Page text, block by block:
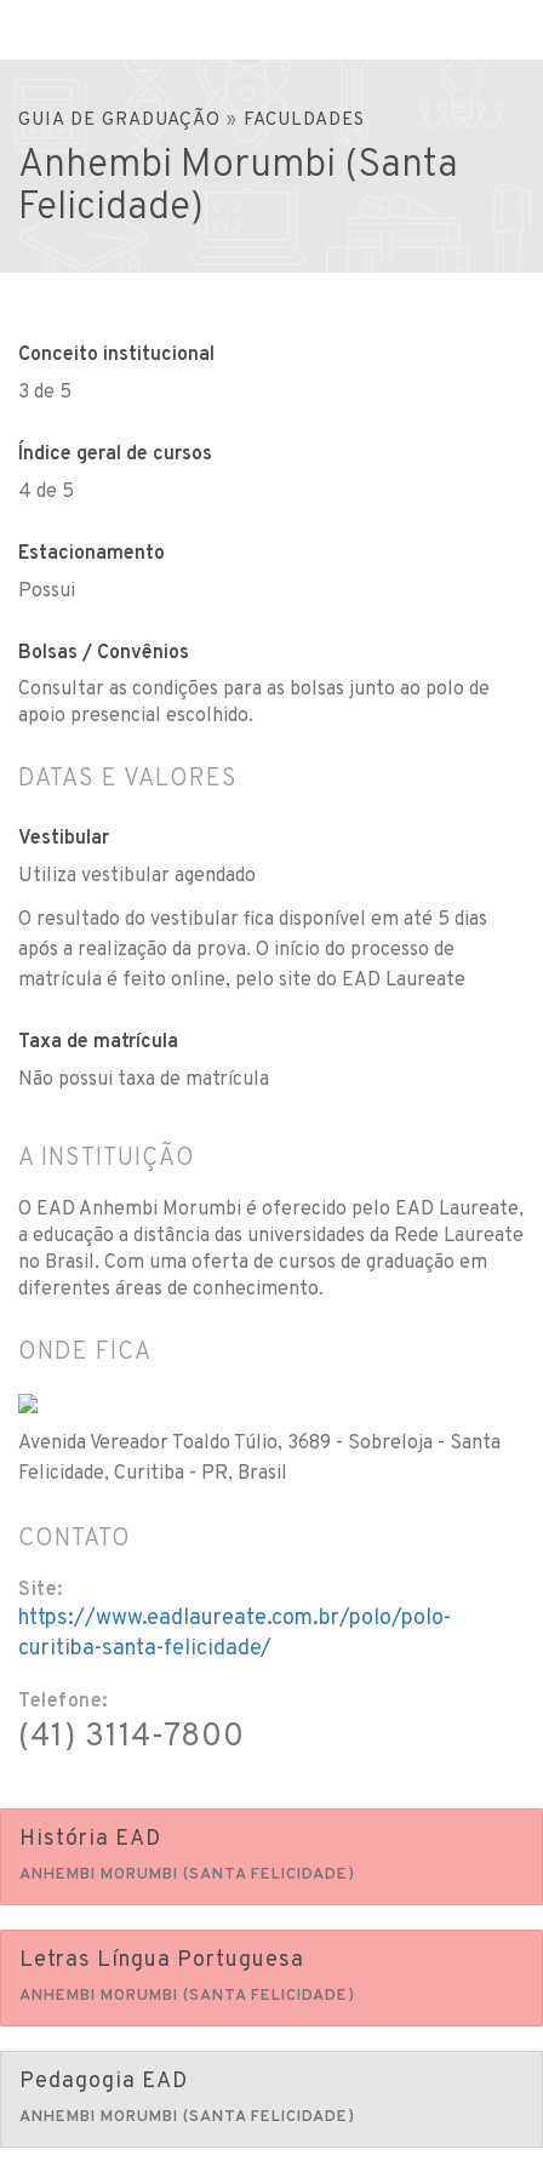
GUIA DE GRADUAÇÃO » FACULDADES
Anhembi Morumbi (Santa
Felicidade)
Conceito institucional
3 de 5
Índice geral de cursos
4 de 5
Estacionamento
Possui
Bolsas / Convênios
Consultar as condições para as bolsas junto ao polo de
apoio presencial escolhido.
DATAS E VALORES
Vestibular
Utiliza vestibular agendado
O resultado do vestibular fica disponível em até 5 dias
após a realização da prova. O início do processo de
matrícula é feito online, pelo site do EAD Laureate
Taxa de matrícula
Não possui taxa de matrícula
A INSTITUIÇÃO
O EAD Anhembi Morumbi é oferecido pelo EAD Laureate,
a educação a distância das universidades da Rede Laureate
no Brasil. Com uma oferta de cursos de graduação em
diferentes áreas de conhecimento.
ONDE FICA
Avenida Vereador Toaldo Túlio, 3689 - Sobreloja - Santa
Felicidade, Curitiba - PR, Brasil
CONTATO
Site:
https://www.eadlaureate.com.br/polo/polo-
curitiba-santa-felicidade/
Telefone:
(41) 3114-7800
História EAD
ANHEMBI MORUMBI (SANTA FELICIDADE)
Letras Língua Portuguesa
ANHEMBI MORUMBI (SANTA FELICIDADE)
Pedagogia EAD
ANHEMBI MORUMBI (SANTA FELICIDADE)